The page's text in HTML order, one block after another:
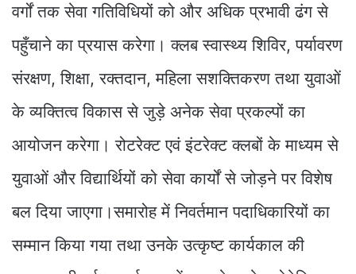
वर्गों तक सेवा गतिविधियों को और अधिक प्रभावी ढंग से
पहुँचाने का प्रयास करेगा। क्लब स्वास्थ्य शिविर, पर्यावरण
संरक्षण, शिक्षा, रक्तदान, महिला सशक्तिकरण तथा युवाओं
के व्यक्तित्व विकास से जुड़े अनेक सेवा प्रकल्पों का
आयोजन करेगा। रोटरेक्ट एवं इंटरेक्ट क्लबों के माध्यम से
युवाओं और विद्यार्थियों को सेवा कार्यों से जोड़ने पर विशेष
बल दिया जाएगा।समारोह में निवर्तमान पदाधिकारियों का
सम्मान किया गया तथा उनके उत्कृष्ट कार्यकाल की